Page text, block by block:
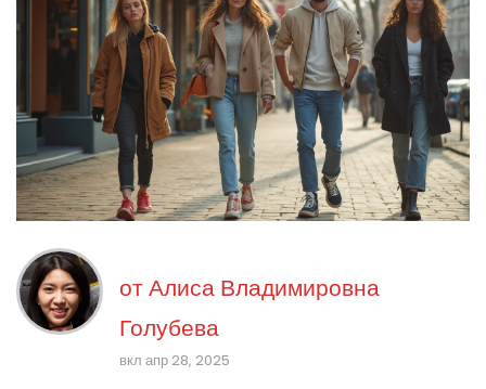
отАлиса Владимировна
Голубева
вкл апр 28, 2025